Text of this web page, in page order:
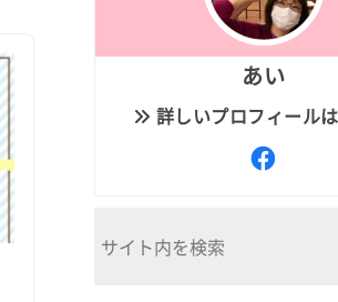
あい
詳しいプロフィール